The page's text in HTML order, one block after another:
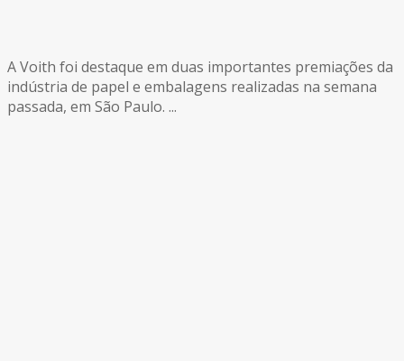
A Voith foi destaque em duas importantes premiações da
indústria de papel e embalagens realizadas na semana
passada, em São Paulo. ...